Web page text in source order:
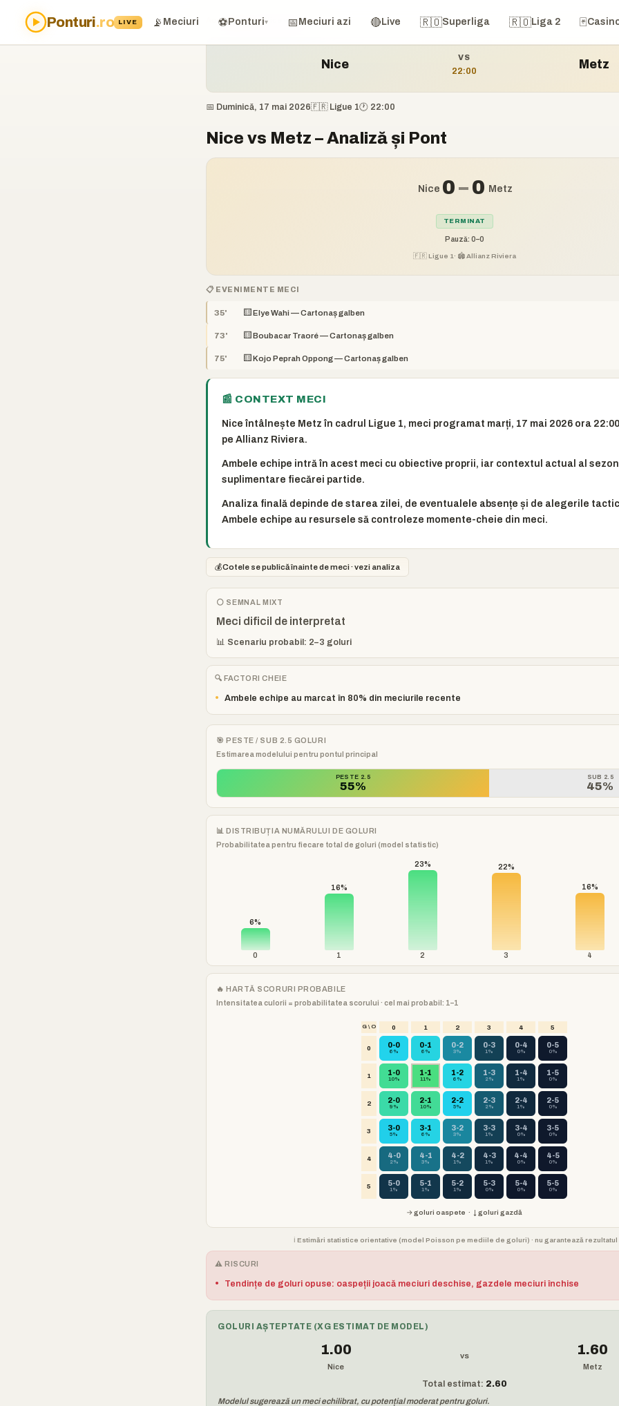
Ponturi.ro LIVE 📡 Meciuri ⚽ Ponturi▾ 📅 Meciuri azi 🔴 Live 🇷🇴Superliga 🇷🇴Liga 2 🃏
Acasă›Ponturi›Nice vs Metz
Nice
VS
22:00 Metz
📅 Duminică, 17 mai 2026🇫🇷 Ligue 1🕐 22:00
Nice vs Metz – Analiză și Pont
Nice 0–0 Metz
TERMINAT
Pauză: 0–0
🇫🇷 Ligue 1 · 🏟️ Allianz Riviera
📋 EVENIMENTE MECI
35' 🟨 Elye Wahi — Cartonaș galben
73' 🟨 Boubacar Traoré — Cartonaș galben
75' 🟨 Kojo Peprah Oppong — Cartonaș galben
📰 CONTEXT MECI
Nice întâlnește Metz în cadrul Ligue 1, meci programat marți, 17 mai 2026 ora
pe Allianz Riviera.
Ambele echipe intră în acest meci cu obiective proprii, iar contextul actual al
suplimentare fiecărei partide.
Analiza finală depinde de starea zilei, de eventualele absențe și de alegerile
Ambele echipe au resursele să controleze momente-cheie din meci.
💰Cotele se publică înainte de meci · vezi analiza
⚪ SEMNAL MIXT
Meci dificil de interpretat
📊 Scenariu probabil: 2–3 goluri
🔍 FACTORI CHEIE
• Ambele echipe au marcat în 80% din meciurile recente
🎯 PESTE / SUB 2.5 GOLURI
Estimarea modelului pentru pontul principal
PESTE 2.5
55%
SUB 2.5
45%
📊 DISTRIBUȚIA NUMĂRULUI DE GOLURI
Probabilitatea pentru fiecare total de goluri (model statistic)
6%
0
16%
1
23%
2
22%
3
16%
4
🔥 HARTĂ SCORURI PROBABILE
Intensitatea culorii = probabilitatea scorului · cel mai probabil: 1–1
G \ O 0 1 2 3 4 5
0 0-0
6%
0-1
6%
0-2
3%
0-3
1%
0-4
0%
0-5
0%
1 1-0
10%
1-1
11%
1-2
6%
1-3
2%
1-4
1%
1-5
0%
2 2-0
9%
2-1
10%
2-2
5%
2-3
2%
2-4
1%
2-5
0%
3 3-0
5%
3-1
6%
3-2
3%
3-3
1%
3-4
0%
3-5
0%
4 4-0
2%
4-1
3%
4-2
1%
4-3
1%
4-4
0%
4-5
0%
5 5-0
1%
5-1
1%
5-2
1%
5-3
0%
5-4
0%
5-5
0%
→ goluri oaspete · ↓ goluri gazdă
ℹ️ Estimări statistice orientative (model Poisson pe mediile de goluri) · nu garantează rezultatul
⚠️ RISCURI
• Tendințe de goluri opuse: oaspeții joacă meciuri deschise, gazdele meciuri închise
GOLURI AȘTEPTATE (XG ESTIMAT DE MODEL)
1.00
Nice
vs 1.60
Metz
Total estimat: 2.60
Modelul sugerează un meci echilibrat, cu potențial moderat pentru goluri.